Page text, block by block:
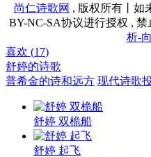
尚仁诗歌网 , 版权所有丨如
BY-NC-SA协议进行授权 , 禁
析-
喜欢 (17)
舒婷的诗歌
普希金的诗和远方 现代诗歌
舒婷 双桅船
舒婷 起飞